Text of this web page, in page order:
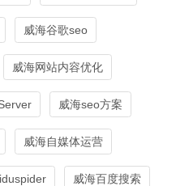
威海谷歌seo
威海网站内容优化
威海seo方案
威海自媒体运营
威海百度搜索